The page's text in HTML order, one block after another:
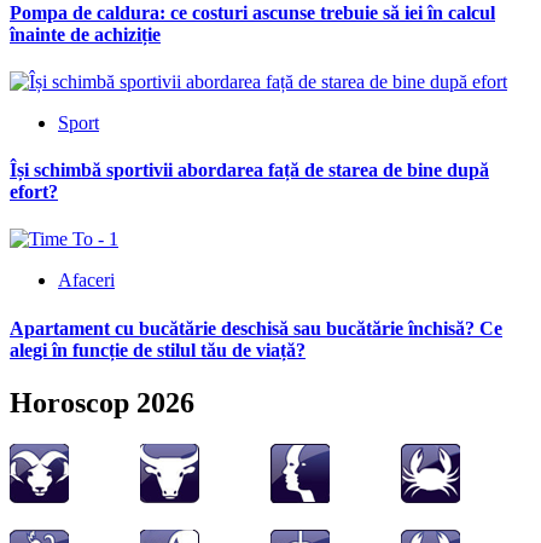
Pompa de caldura: ce costuri ascunse trebuie să iei în calcul
înainte de achiziție
Sport
Își schimbă sportivii abordarea față de starea de bine după
efort?
Afaceri
Apartament cu bucătărie deschisă sau bucătărie închisă? Ce
alegi în funcție de stilul tău de viață?
Horoscop 2026